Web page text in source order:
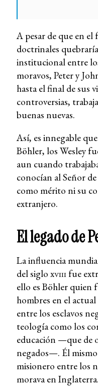
A pesar de que en
doctrinales
institucional entre
moravos, Peter y
hasta el final de sus
controversias,
buenas nuevas.
Así, es innegable
Böhler, los Wesley
aun cuando
conocían al Señor
como mérito ni su
extranjero.
El legado de
La influencia
del siglo xᴠɪɪɪ fue
ello es Böhler quien
hombres en el
entre los esclavos
teología como los
educación —que de
negados—. Él
misionero entre los
morava en Inglaterra.